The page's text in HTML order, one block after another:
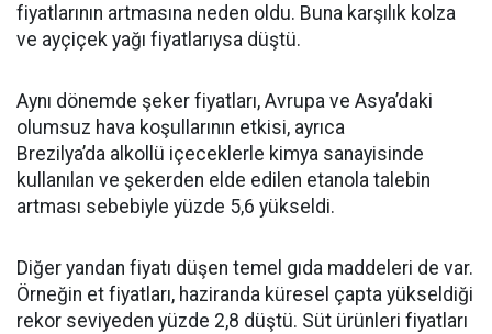
fiyatlarının artmasına neden oldu. Buna karşılık kolza
ve ayçiçek yağı fiyatlarıysa düştü.
Aynı dönemde şeker fiyatları, Avrupa ve Asya’daki
olumsuz hava koşullarının etkisi, ayrıca
Brezilya’da alkollü içeceklerle kimya sanayisinde
kullanılan ve şekerden elde edilen etanola talebin
artması sebebiyle yüzde 5,6 yükseldi.
Diğer yandan fiyatı düşen temel gıda maddeleri de var.
Örneğin et fiyatları, haziranda küresel çapta yükseldiği
rekor seviyeden yüzde 2,8 düştü. Süt ürünleri fiyatları